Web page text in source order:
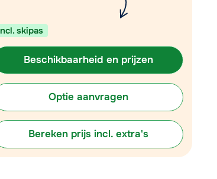
weer beschikbaar:
wintersportspecialist
via 03 3037838
skipas
Beschikbaarheid en prijzen
Optie aanvragen
Bereken prijs incl. extra's